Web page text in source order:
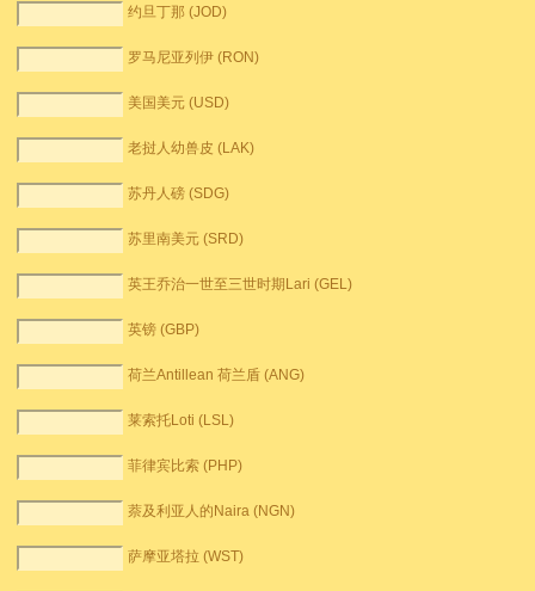
约旦丁那 (JOD)
罗马尼亚列伊 (RON)
美国美元 (USD)
老挝人幼兽皮 (LAK)
苏丹人磅 (SDG)
苏里南美元 (SRD)
英王乔治一世至三世时期Lari (GEL)
英镑 (GBP)
荷兰Antillean 荷兰盾 (ANG)
莱索托Loti (LSL)
菲律宾比索 (PHP)
萘及利亚人的Naira (NGN)
萨摩亚塔拉 (WST)